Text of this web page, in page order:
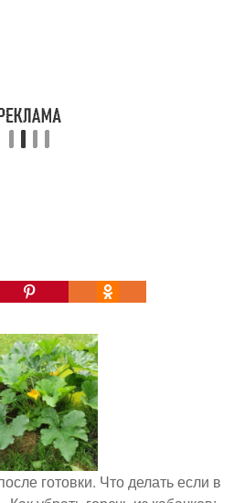
готовки. Что делать если в